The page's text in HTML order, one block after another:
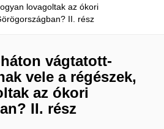
lovagoltak az ókori
II. rész
vágtatott-
vele a régészek,
az ókori
II. rész